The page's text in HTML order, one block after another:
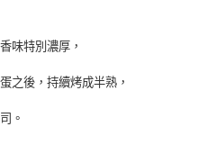
味特別濃厚，
之後，持續烤成半熟，
。